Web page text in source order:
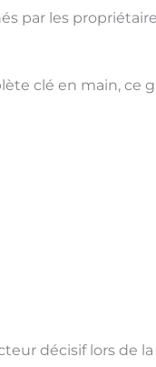
par les
clé en main, ce
décisif lors de